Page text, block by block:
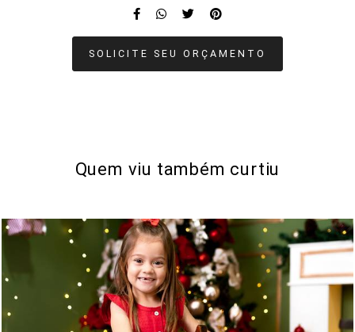
SOLICITE SEU ORÇAMENTO
Quem viu também curtiu